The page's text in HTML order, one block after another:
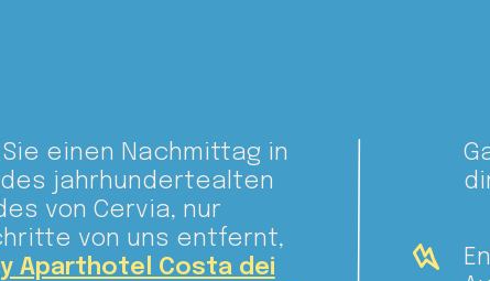
einen Nachmittag in
des jahrhundertealten
von Cervia, nur
von uns entfernt,
Aparthotel Costa dei